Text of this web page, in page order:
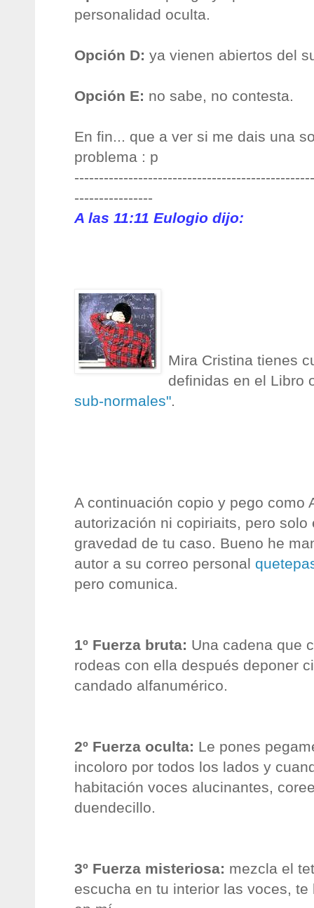
personalidad oculta.
Opción D: ya vienen abiertos del
Opción E: no sabe, no contesta.
En fin... que a ver si me dais una
problema : p
----------------
A las 11:11 Eulogio dijo:
Mira Cristina tienes
definidas en el Libro
sub-normales".
A continuación copio y pego como
autorización ni copiriaits, pero solo
gravedad de tu caso. Bueno he
autor a su correo personal
pero comunica.
1º Fuerza bruta: Una cadena que
rodeas con ella después deponer
candado alfanumérico.
2º Fuerza oculta: Le pones
incoloro por todos los lados y
habitación voces alucinantes,
duendecillo.
3º Fuerza misteriosa: mezcla el
escucha en tu interior las voces,